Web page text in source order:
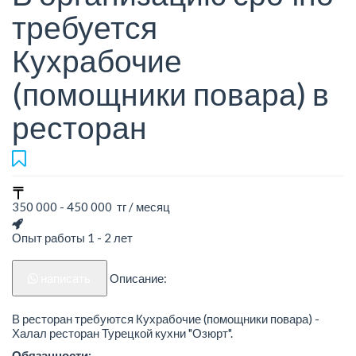
требуется
Кухрабочие
(помощники повара) в
ресторан
350 000 - 450 000 тг / месяц
Опыт работы 1 - 2 лет
Описание:
В ресторан требуются Кухрабочие (помощники повара) -
Халал ресторан Турецкой кухни "Озюрт".